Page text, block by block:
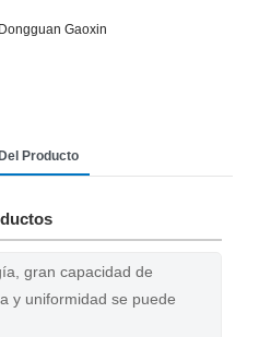
Gaoxin
Producto
gran capacidad de
y uniformidad se puede